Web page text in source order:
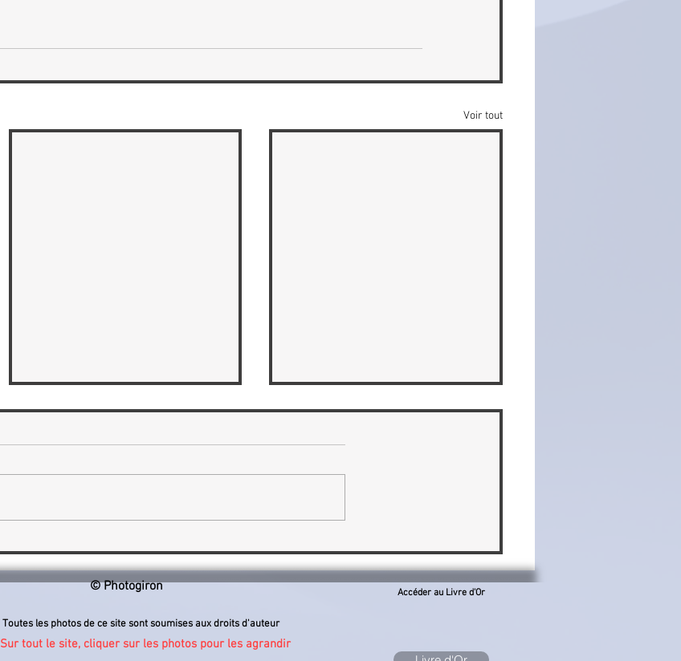
Voir tout
photo à la Médiathèque Les
Halles
photographes à la Maison
Saint-Cyr
© Photogiron Accéder au Livre d'Or
Toutes les photos de ce site sont soumises aux droits d'auteur
Sur tout le site, cliquer sur les photos pour les agrandir